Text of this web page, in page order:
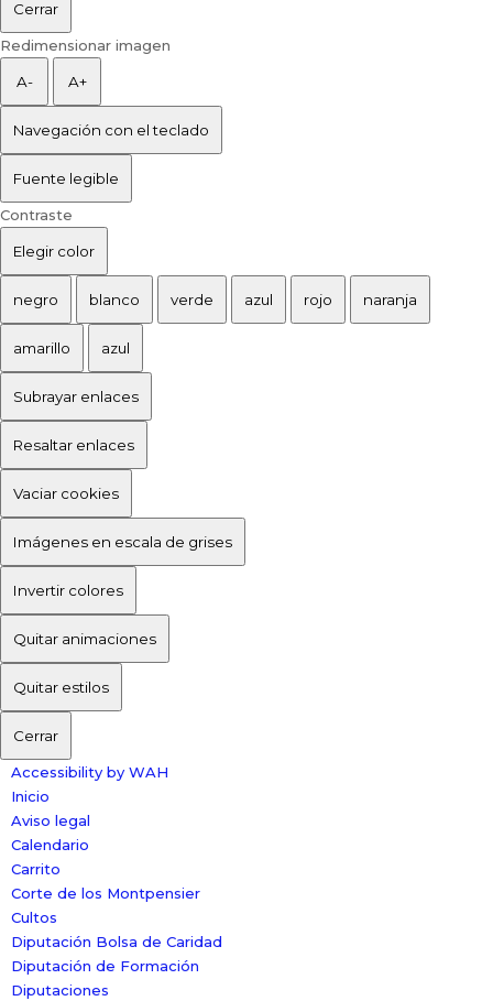
Cerrar
Redimensionar imagen
A- A+
Navegación con el teclado
Fuente legible
Contraste
Elegir color
negro blanco verde azul rojo naranja
amarillo azul
Subrayar enlaces
Resaltar enlaces
Vaciar cookies
Imágenes en escala de grises
Invertir colores
Quitar animaciones
Quitar estilos
Cerrar
Accessibility by WAH
Inicio
Aviso legal
Calendario
Carrito
Corte de los Montpensier
Cultos
Diputación Bolsa de Caridad
Diputación de Formación
Diputaciones